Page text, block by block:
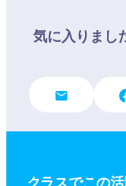
気に入りまし